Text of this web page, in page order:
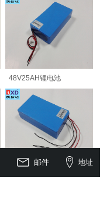
48V25AH锂电池
邮件 地址